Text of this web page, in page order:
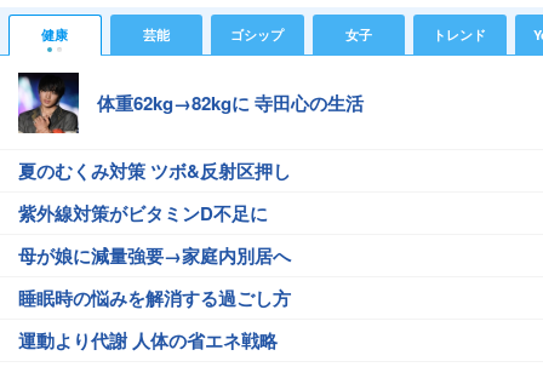
健康 芸能 ゴシップ 女子 トレンド
体重62kg→82kgに 寺田心の生活
夏のむくみ対策 ツボ&反射区押し
紫外線対策がビタミンD不足に
母が娘に減量強要→家庭内別居へ
睡眠時の悩みを解消する過ごし方
運動より代謝 人体の省エネ戦略